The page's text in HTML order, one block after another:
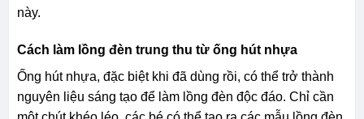
này.
Cách làm lồng đèn trung thu từ ống hút nhựa
Ống hút nhựa, đặc biệt khi đã dùng rồi, có thể trở thành
nguyên liệu sáng tạo để làm lồng đèn độc đáo. Chỉ cần